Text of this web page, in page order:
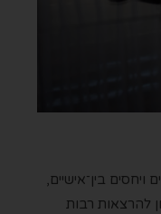
ויחסים בין־אישיים,
להרצאות רבות